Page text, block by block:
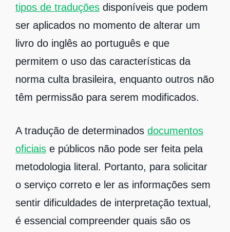
tipos de traduções disponíveis que podem
ser aplicados no momento de alterar um
livro do inglês ao português e que
permitem o uso das características da
norma culta brasileira, enquanto outros não
têm permissão para serem modificados.
A tradução de determinados documentos
oficiais e públicos não pode ser feita pela
metodologia literal. Portanto, para solicitar
o serviço correto e ler as informações sem
sentir dificuldades de interpretação textual,
é essencial compreender quais são os